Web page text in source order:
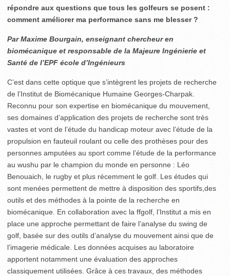
répondre aux questions que tous les golfeurs se posent :
comment améliorer ma performance sans me blesser ?
Par Maxime Bourgain, enseignant chercheur en
biomécanique et responsable de la Majeure Ingénierie et
Santé de l’EPF école d’Ingénieurs
C’est dans cette optique que s’intègrent les projets de recherche
de l’Institut de Biomécanique Humaine Georges-Charpak.
Reconnu pour son expertise en biomécanique du mouvement,
ses domaines d’application des projets de recherche sont très
vastes et vont de l’étude du handicap moteur avec l’étude de la
propulsion en fauteuil roulant ou celle des prothèses pour des
personnes amputées au sport comme l’étude de la performance
au wushu par le champion du monde en personne : Léo
Benouaich, le rugby et plus récemment le golf. Les études qui
sont menées permettent de mettre à disposition des sportifs,des
outils et des méthodes à la pointe de la recherche en
biomécanique. En collaboration avec la ffgolf, l’Institut a mis en
place une approche permettant de faire l’analyse du swing de
golf, basée sur des outils d’analyse du mouvement ainsi que de
l’imagerie médicale. Les données acquises au laboratoire
apportent notamment une évaluation des approches
classiquement utilisées. Grâce à ces travaux, des méthodes